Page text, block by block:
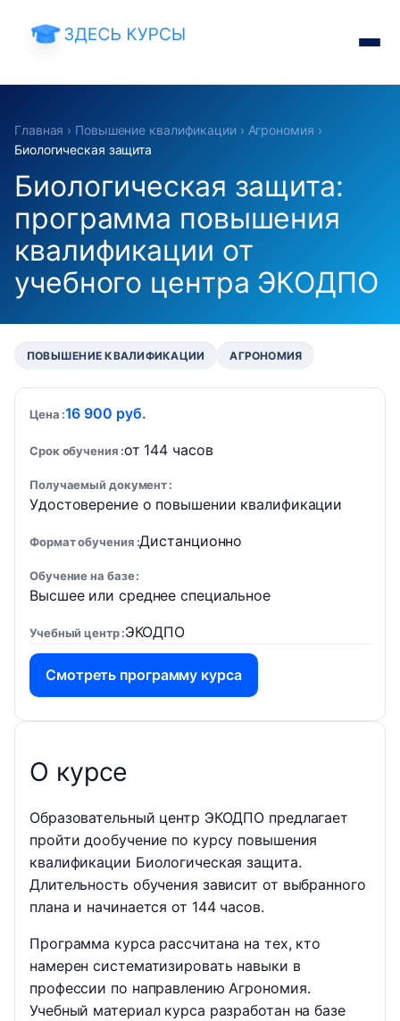
Главная › Повышение квалификации› Агрономия ›
Биологическая защита
Биологическая защита:
программа повышения
квалификации от
учебного центра ЭКОДПО
ПОВЫШЕНИЕ КВАЛИФИКАЦИИ АГРОНОМИЯ
Цена 16 900 руб.
Срок обучения от 144 часов
Получаемый документ
Удостоверение о повышении квалификации
Формат обучения Дистанционно
Обучение на базе
Высшее или среднее специальное
Учебный центр ЭКОДПО
Смотреть программу курса
О курсе
Образовательный центр ЭКОДПО предлагает
пройти дообучение по курсу повышения
квалификации Биологическая защита.
Длительность обучения зависит от выбранного
плана и начинается от 144 часов.
Программа курса рассчитана на тех, кто
намерен систематизировать навыки в
профессии по направлению Агрономия.
Учебный материал курса разработан на базе